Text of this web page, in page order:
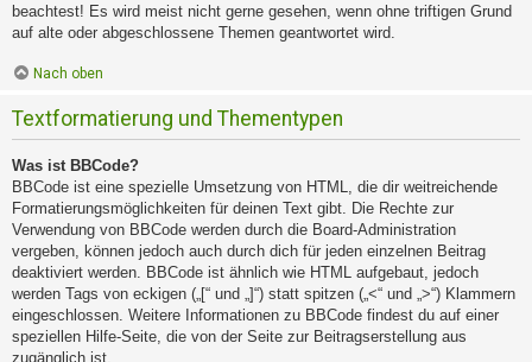
beachtest! Es wird meist nicht gerne gesehen, wenn ohne triftigen Grund
auf alte oder abgeschlossene Themen geantwortet wird.
Nach oben
Textformatierung und Thementypen
Was ist BBCode?
BBCode ist eine spezielle Umsetzung von HTML, die dir weitreichende
Formatierungsmöglichkeiten für deinen Text gibt. Die Rechte zur
Verwendung von BBCode werden durch die Board-Administration
vergeben, können jedoch auch durch dich für jeden einzelnen Beitrag
deaktiviert werden. BBCode ist ähnlich wie HTML aufgebaut, jedoch
werden Tags von eckigen („[“ und „]“) statt spitzen („<“ und „>“) Klammern
eingeschlossen. Weitere Informationen zu BBCode findest du auf einer
speziellen Hilfe-Seite, die von der Seite zur Beitragserstellung aus
zugänglich ist.